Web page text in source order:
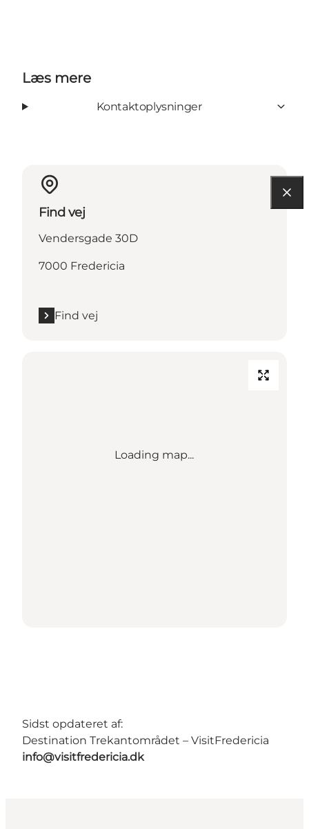
Læs mere
Kontaktoplysninger
Find vej
Vendersgade 30D
7000 Fredericia
Find vej
Loading map...
Sidst opdateret af:
Destination Trekantområdet – VisitFredericia
info@visitfredericia.dk